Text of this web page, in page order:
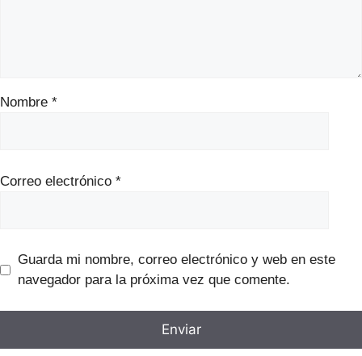
Nombre *
Correo electrónico *
Guarda mi nombre, correo electrónico y web en este
navegador para la próxima vez que comente.